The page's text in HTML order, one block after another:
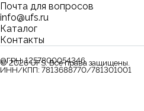
Каталог
Контакты
Почта для вопросов
info@ufs.ru
©2026UFS. Все права защищены.
ОГРН:1257800054346
ИНН/КПП: 7813688770/781301001